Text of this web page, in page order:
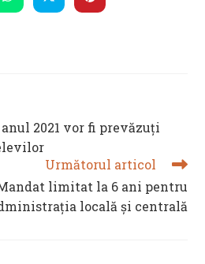
in in in
2021 vor fi prevăzuți
Următorul articol
limitat la 6 ani pentru
locală și centrală